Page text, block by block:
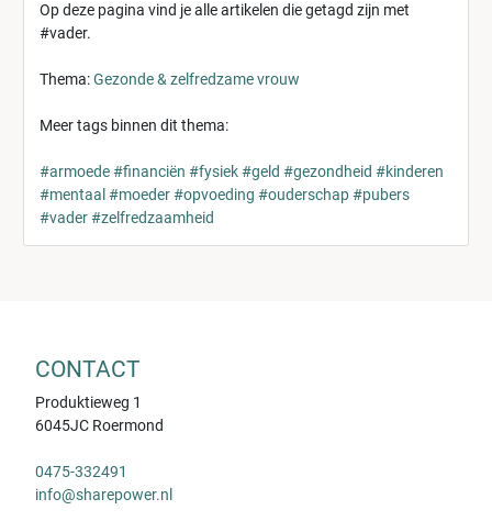
Op deze pagina vind je alle artikelen die getagd zijn met
#vader.
Thema:Gezonde & zelfredzame vrouw
Meer tags binnen dit thema:
#armoede#financiën #fysiek#geld #gezondheid #kinderen
#mentaal #moeder#opvoeding #ouderschap#pubers
#vader#zelfredzaamheid
CONTACT
Produktieweg 1
6045JC Roermond
0475-332491
info@sharepower.nl